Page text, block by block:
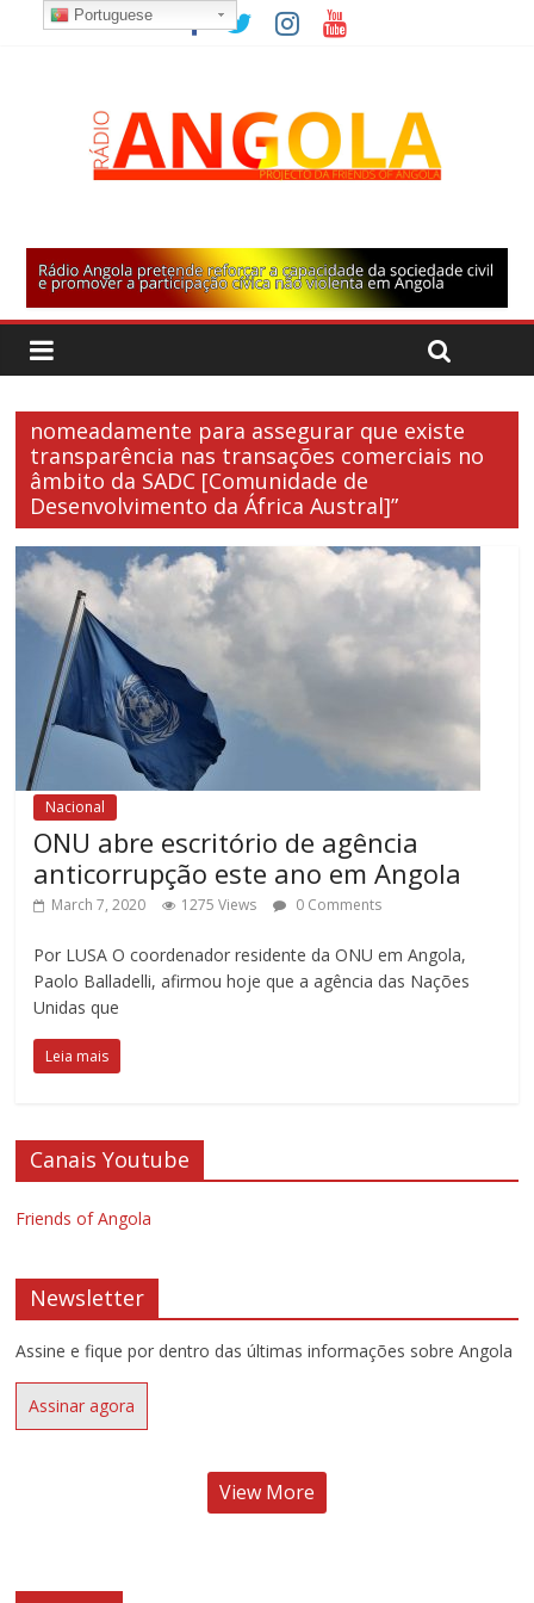
nomeadamente para assegurar que existe
transparência nas transações comerciais no
âmbito da SADC [Comunidade de
Desenvolvimento da África Austral]”
Nacional
ONU abre escritório de agência
anticorrupção este ano em Angola
March 7, 2020 1275 Views 0 Comments
Por LUSA O coordenador residente da ONU em Angola,
Paolo Balladelli, afirmou hoje que a agência das Nações
Unidas que
Leia mais
Canais Youtube
Friends of Angola
Newsletter
Assine e fique por dentro das últimas informações sobre Angola
Assinar agora
View More
Portuguese